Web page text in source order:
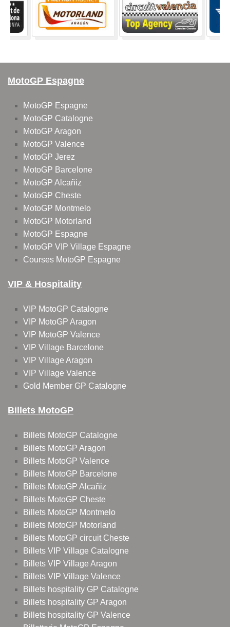
MotoGP Espagne
MotoGP Espagne
MotoGP Catalogne
MotoGP Aragon
MotoGP Valence
MotoGP Jerez
MotoGP Barcelone
MotoGP Alcañiz
MotoGP Cheste
MotoGP Montmelo
MotoGP Motorland
MotoGP Espagne
MotoGP VIP Village Espagne
Courses MotoGP Espagne
VIP & Hospitality
VIP MotoGP Catalogne
VIP MotoGP Aragon
VIP MotoGP Valence
VIP Village Barcelone
VIP Village Aragon
VIP Village Valence
Gold Member GP Catalogne
Billets MotoGP
Billets MotoGP Catalogne
Billets MotoGP Aragon
Billets MotoGP Valence
Billets MotoGP Barcelone
Billets MotoGP Alcañiz
Billets MotoGP Cheste
Billets MotoGP Montmelo
Billets MotoGP Motorland
Billets MotoGP circuit Cheste
Billets VIP Village Catalogne
Billets VIP Village Aragon
Billets VIP Village Valence
Billets hospitality GP Catalogne
Billets hospitality GP Aragon
Billets hospitality GP Valence